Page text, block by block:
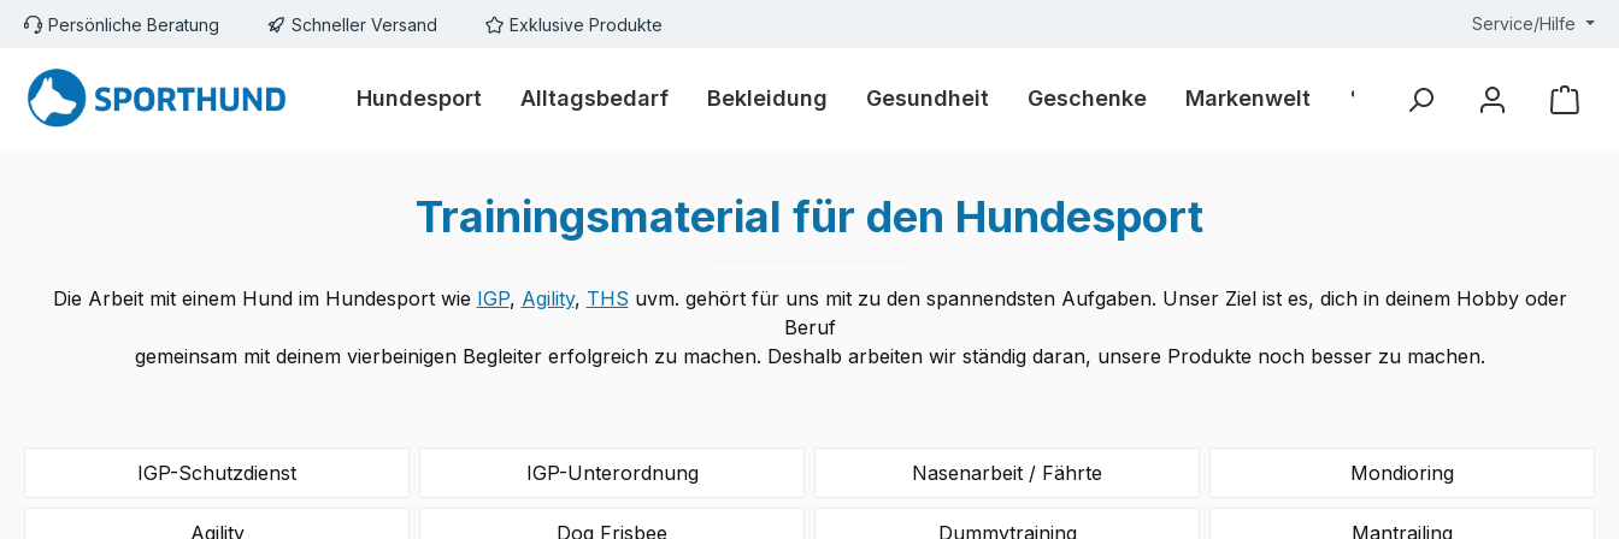
Hauptinhalt springen
Zur Suche springen
Zur Hauptnavigation springen
Persönliche Beratung Schneller Versand Exklusive Produkte Service/Hilfe
Hundesport Alltagsbedarf Bekleidung Gesundheit Geschenke Markenwelt % Outlet %
Trainingsmaterial für den Hundesport
Die Arbeit mit einem Hund im Hundesport wie IGP, Agility, THS uvm. gehört für uns mit zu den spannendsten Aufgaben. Unser Ziel ist es, dich in deinem Hobby oder
Beruf
gemeinsam mit deinem vierbeinigen Begleiter erfolgreich zu machen. Deshalb arbeiten wir ständig daran, unsere Produkte noch besser zu machen.
IGP-Schutzdienst IGP-Unterordnung Nasenarbeit / Fährte Mondioring
Agility Dog Frisbee Dummytraining Mantrailing